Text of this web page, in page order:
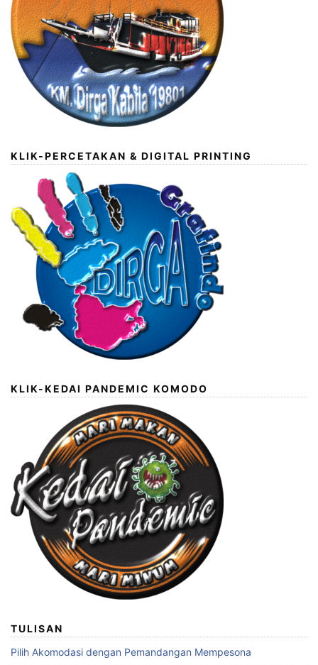
KLIK-PERCETAKAN & DIGITAL PRINTING
KLIK-KEDAI PANDEMIC KOMODO
TULISAN
Pilih Akomodasi dengan Pemandangan Mempesona